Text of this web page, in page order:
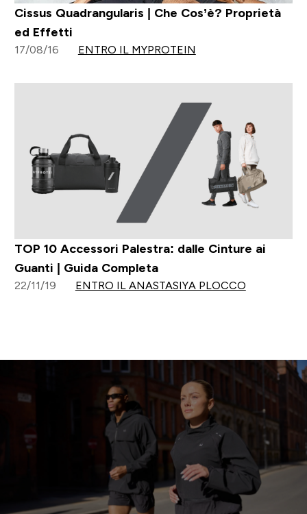
Cissus Quadrangularis | Che Cos’è? Proprietà
ed Effetti
17/08/16 ENTRO IL MYPROTEIN
TOP 10 Accessori Palestra: dalle Cinture ai
Guanti | Guida Completa
22/11/19 ENTRO IL ANASTASIYA PLOCCO